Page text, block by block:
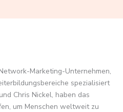
Marketing-Unternehmen,
spezialisiert
Chris Nickel, haben das
um Menschen weltweit zu